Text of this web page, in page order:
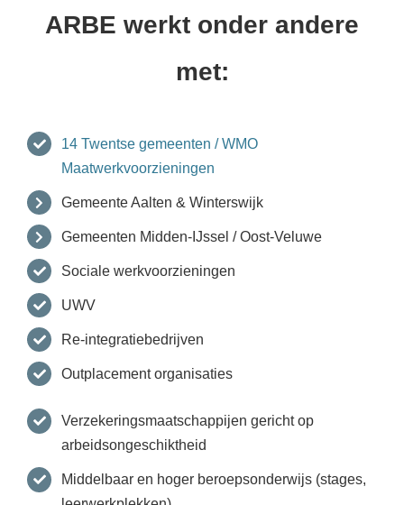
ARBE werkt onder andere
met:
14 Twentse gemeenten / WMO
Maatwerkvoorzieningen
Gemeente Aalten & Winterswijk
Gemeenten Midden-IJssel / Oost-Veluwe
Sociale werkvoorzieningen
UWV
Re-integratiebedrijven
Outplacement organisaties
Verzekeringsmaatschappijen gericht op
arbeidsongeschiktheid
Middelbaar en hoger beroepsonderwijs (stages,